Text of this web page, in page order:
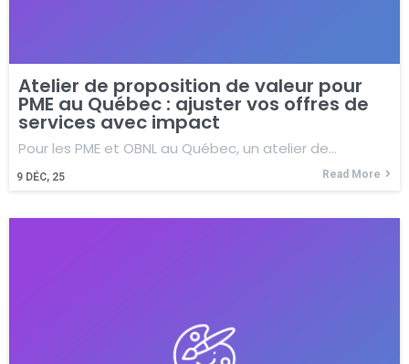
Atelier de proposition de valeur pour
PME au Québec : ajuster vos offres de
services avec impact
9 DÉC, 25
Pour les PME et OBNL au Québec, un atelier de…
Read More